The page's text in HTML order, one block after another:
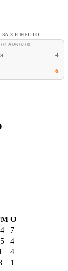
ЗА 3-Е МЕСТО
02:00
4
6
О
7
4
4
1